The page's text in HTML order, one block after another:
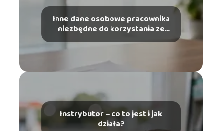
Inne dane osobowe pracownika
niezbędne do korzystania ze
szczególnych uprawnień – co
Instrybutor – co to jest i jak
działa?